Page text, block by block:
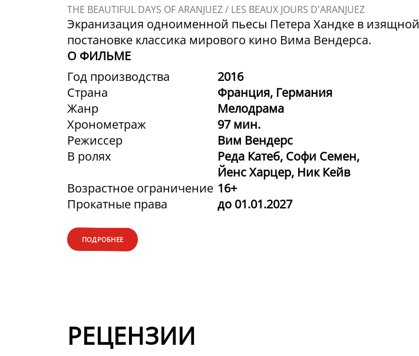
THE BEAUTIFUL DAYS OF ARANJUEZ / LES BEAUX JOURS D'ARANJUEZ
Экранизация одноименной пьесы Петера Хандке в изящной
постановке классика мирового кино Вима Вендерса.
О ФИЛЬМЕ
Год производства
2016
Страна
Франция, Германия
Жанр
Мелодрама
Хронометраж
97 мин.
Режиссер
Вим Вендерс
В ролях
Реда Катеб, Софи Семен,
Йенс Харцер, Ник Кейв
Возрастное ограничение 16+
Прокатные права
до 01.01.2027
ПОДРОБНЕЕ
РЕЦЕНЗИИ